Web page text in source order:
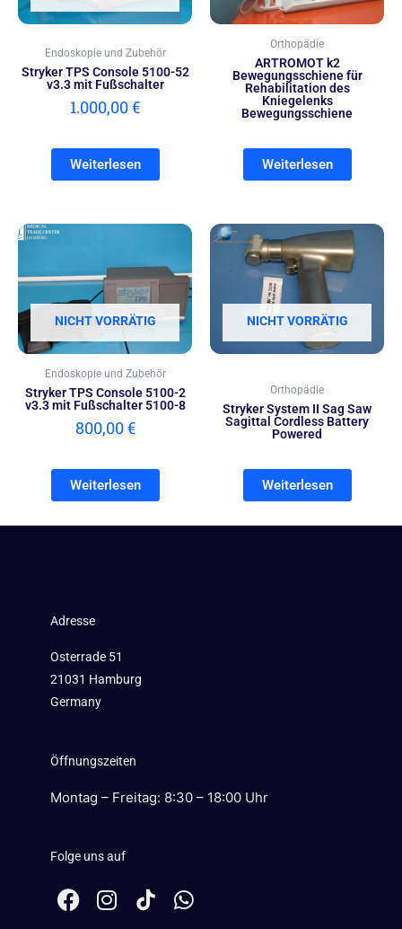
Endoskopie und Zubehör
Stryker TPS Console 5100-52
v3.3 mit Fußschalter
1.000,00€
Weiterlesen
Orthopädie
ARTROMOT k2
Bewegungsschiene für
Rehabilitation des
Kniegelenks
Bewegungsschiene
Weiterlesen
NICHT VORRÄTIG
Endoskopie und Zubehör
Stryker TPS Console 5100-2
v3.3 mit Fußschalter 5100-8
800,00€
Weiterlesen
NICHT VORRÄTIG
Orthopädie
Stryker System II Sag Saw
Sagittal Cordless Battery
Powered
Weiterlesen
Adresse
Osterrade 51
21031 Hamburg
Germany
Öffnungszeiten
Montag – Freitag: 8:30 – 18:00 Uhr
Folge uns auf
F
a
I
n
W
h